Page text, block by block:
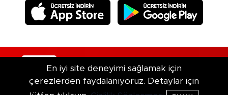
RSS Copyright © 2026. Her hakkı saklıdır.
En iyi site deneyimi sağlamak için
çerezlerden faydalanıyoruz. Detaylar için